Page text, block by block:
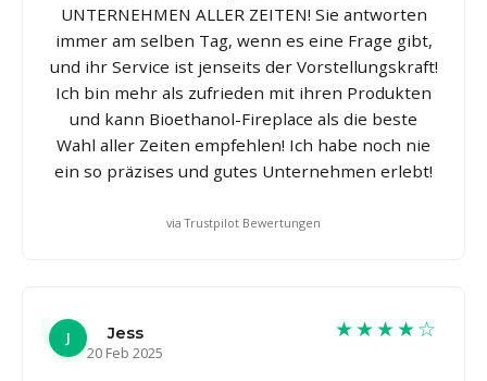
UNTERNEHMEN ALLER ZEITEN! Sie antworten
immer am selben Tag, wenn es eine Frage gibt,
und ihr Service ist jenseits der Vorstellungskraft!
Ich bin mehr als zufrieden mit ihren Produkten
und kann Bioethanol-Fireplace als die beste
Wahl aller Zeiten empfehlen! Ich habe noch nie
ein so präzises und gutes Unternehmen erlebt!
via Trustpilot Bewertungen
J
Jess
20 Feb 2025
★★★★☆